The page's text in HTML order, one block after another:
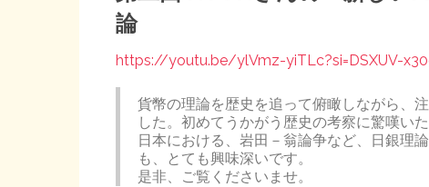
論
https://youtu.be/ylVmz-yiTLc?si=DSXUV-
貨幣の理論を歴史を追って俯瞰しながら、
した。初めてうかがう歴史の考察に驚嘆いた
日本における、岩田－翁論争など、日銀理
も、とても興味深いです。
是非、ご覧くださいませ。